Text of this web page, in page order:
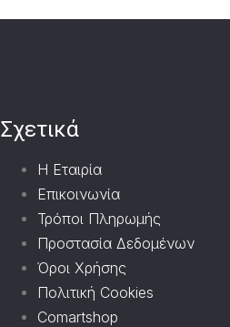
Σχετικά
Η Εταιρία
Επικοινωνία
Τρόποι Πληρωμής
Προστασία Δεδομένων
Όροι Χρήσης
Πολιτική Cookies
Comartshop